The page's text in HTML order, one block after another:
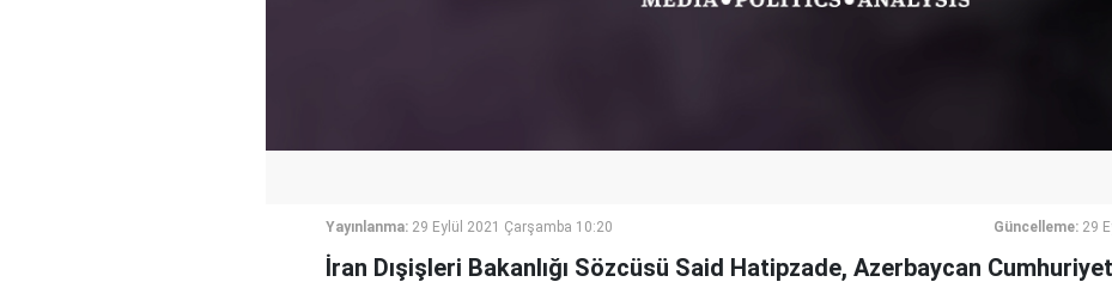
Yayınlanma: 29 Eylül 2021 Çarşamba 10:20 Güncelleme: 29
İran Dışişleri Bakanlığı Sözcüsü Said Hatipzade, Azerbaycan